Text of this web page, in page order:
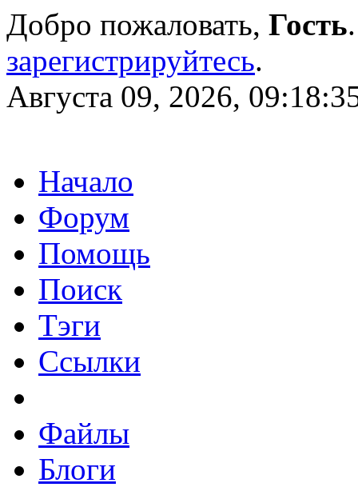
Добро пожаловать, Гость
зарегистрируйтесь.
Августа 09, 2026,
Начало
Форум
Помощь
Поиск
Тэги
Ссылки
Файлы
Блоги